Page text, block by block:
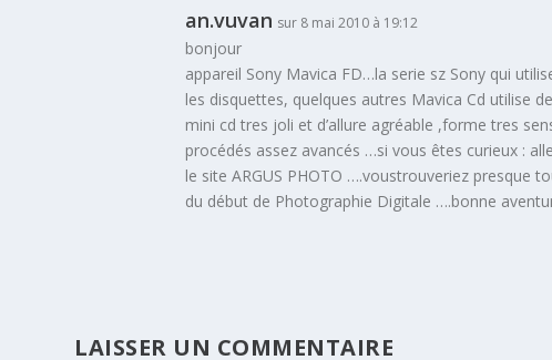
an.vuvan sur 8 mai 2010 à 19:12
bonjour
appareil Sony Mavica FD…la serie sz Sony qui
les disquettes, quelques autres Mavica Cd utilise
mini cd tres joli et d’allure agréable ,forme tres
procédés assez avancés …si vous êtes curieux :
le site ARGUS PHOTO ….voustrouveriez presque
du début de Photographie Digitale ….bonne
LAISSER UN COMMENTAIRE